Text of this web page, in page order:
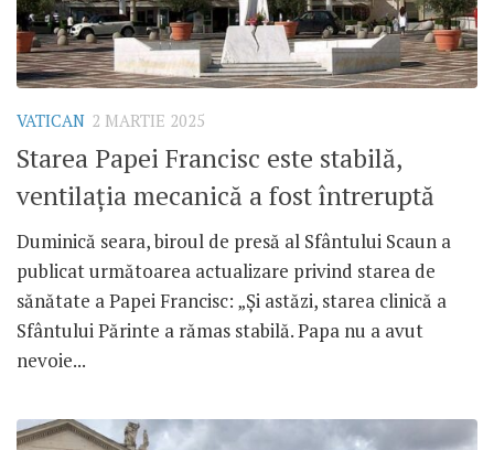
VATICAN 2 MARTIE 2025
Starea Papei Francisc este stabilă,
ventilația mecanică a fost întreruptă
Duminică seara, biroul de presă al Sfântului Scaun a
publicat următoarea actualizare privind starea de
sănătate a Papei Francisc: „Și astăzi, starea clinică a
Sfântului Părinte a rămas stabilă. Papa nu a avut
nevoie...